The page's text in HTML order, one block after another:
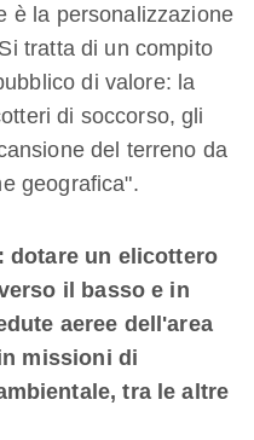
è la personalizzazione
tratta di un compito
di valore: la
di soccorso, gli
del terreno da
geografica".
dotare un elicottero
il basso e in
aeree dell'area
missioni di
tra le altre